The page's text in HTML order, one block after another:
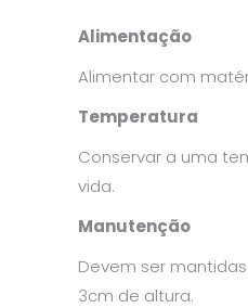
Alimentação
Alimentar com
Temperatura
Conservar a uma
vida.
Manutenção
Devem ser
3cm de altura.